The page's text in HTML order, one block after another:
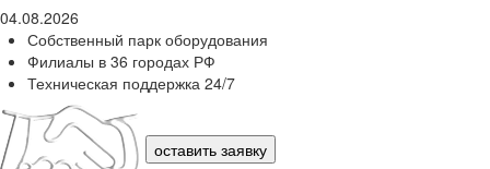
04.08.2026
Собственный парк оборудования
Филиалы в 36 городах РФ
Техническая поддержка 24/7
оставить заявку